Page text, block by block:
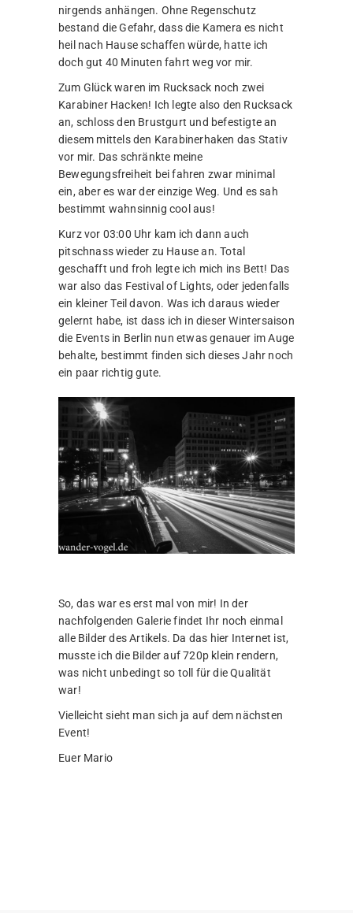
nirgends anhängen. Ohne Regenschutz
bestand die Gefahr, dass die Kamera es nicht
heil nach Hause schaffen würde, hatte ich
doch gut 40 Minuten fahrt weg vor mir.
Zum Glück waren im Rucksack noch zwei
Karabiner Hacken! Ich legte also den Rucksack
an, schloss den Brustgurt und befestigte an
diesem mittels den Karabinerhaken das Stativ
vor mir. Das schränkte meine
Bewegungsfreiheit bei fahren zwar minimal
ein, aber es war der einzige Weg. Und es sah
bestimmt wahnsinnig cool aus!
Kurz vor 03:00 Uhr kam ich dann auch
pitschnass wieder zu Hause an. Total
geschafft und froh legte ich mich ins Bett! Das
war also das Festival of Lights, oder jedenfalls
ein kleiner Teil davon. Was ich daraus wieder
gelernt habe, ist dass ich in dieser Wintersaison
die Events in Berlin nun etwas genauer im Auge
behalte, bestimmt finden sich dieses Jahr noch
ein paar richtig gute.
So, das war es erst mal von mir! In der
nachfolgenden Galerie findet Ihr noch einmal
alle Bilder des Artikels. Da das hier Internet ist,
musste ich die Bilder auf 720p klein rendern,
was nicht unbedingt so toll für die Qualität
war!
Vielleicht sieht man sich ja auf dem nächsten
Event!
Euer Mario